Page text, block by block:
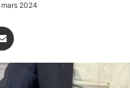
mars 2024